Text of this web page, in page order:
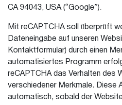
CA 94043, USA (“Google”).
Mit reCAPTCHA soll überprüft
Dateneingabe auf unseren
Kontaktformular) durch einen
automatisiertes Programm
reCAPTCHA das Verhalten des
verschiedener Merkmale. Diese
automatisch, sobald der